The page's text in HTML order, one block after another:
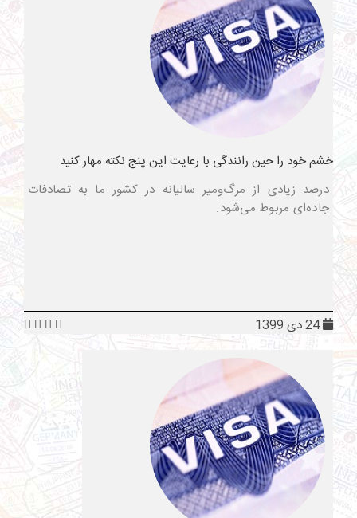
خشم خود را حین رانندگی با رعایت این پنج نکته مهار کنید
درصد زیادی از مرگ‌ومیر سالیانه در کشور ما به تصادفات
جاده‌ای مربوط می‌شود.